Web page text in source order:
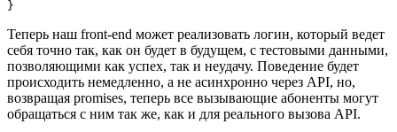
Теперь наш front-end может реализовать логин, который ведет
себя точно так, как он будет в будущем, с тестовыми данными,
позволяющими как успех, так и неудачу. Поведение будет
происходить немедленно, а не асинхронно через API, но,
возвращая promises, теперь все вызывающие абоненты могут
обращаться с ним так же, как и для реального вызова API.